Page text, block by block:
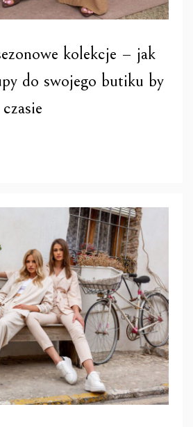
kolekcje – jak
do swojego butiku by